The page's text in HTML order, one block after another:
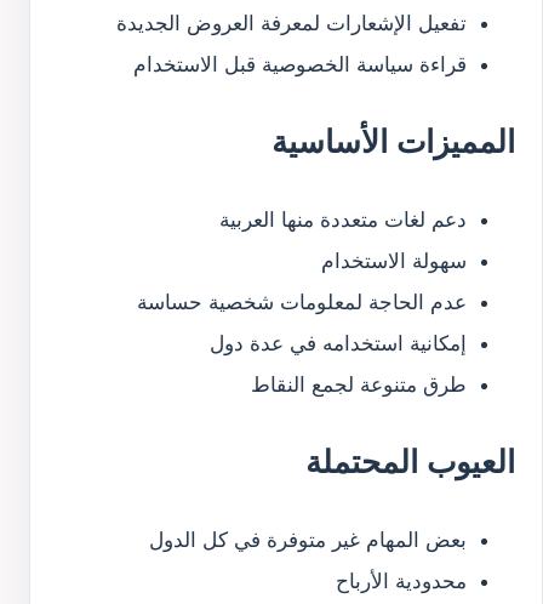
تفعيل الإشعارات لمعرفة العروض الجديدة
قراءة سياسة الخصوصية قبل الاستخدام
المميزات الأساسية
دعم لغات متعددة منها العربية
سهولة الاستخدام
عدم الحاجة لمعلومات شخصية حساسة
إمكانية استخدامه في عدة دول
طرق متنوعة لجمع النقاط
العيوب المحتملة
بعض المهام غير متوفرة في كل الدول
محدودية الأرباح